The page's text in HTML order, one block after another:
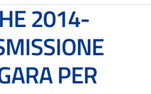
2014-
PER